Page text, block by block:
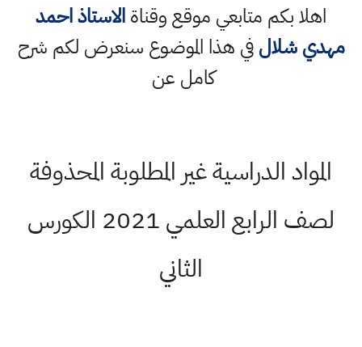
اهلا بكم متابعي موقع وقناةالاستاذ احمد
مهدي شلالفي هذا الموضوع سنعرض لكم شرح
كامل عن
المواد الدراسية غير المطلوبة المحذوفة
لصف الرابع العلمي 2021 الكورس
الثاني